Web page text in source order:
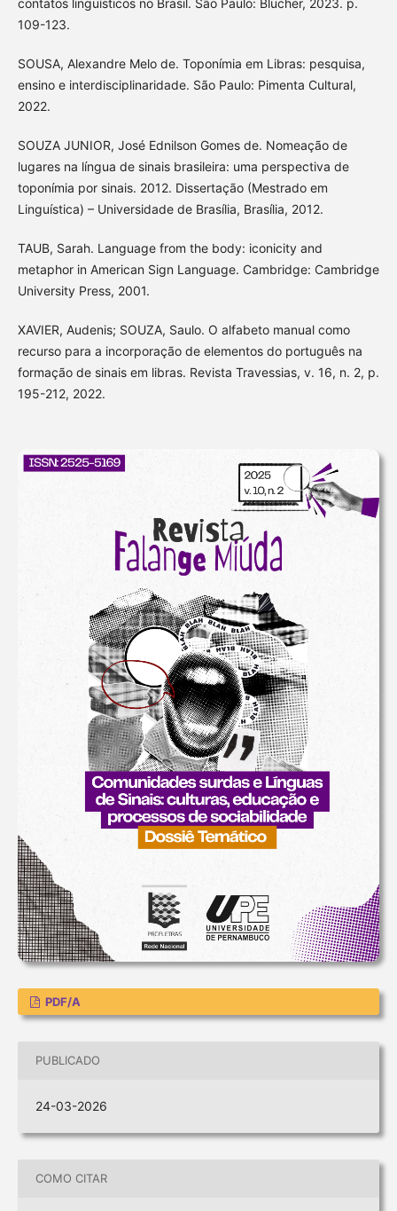
contatos linguísticos no Brasil. São Paulo: Blucher, 2023. p.
109-123.
SOUSA, Alexandre Melo de. Toponímia em Libras: pesquisa,
ensino e interdisciplinaridade. São Paulo: Pimenta Cultural,
2022.
SOUZA JUNIOR, José Ednilson Gomes de. Nomeação de
lugares na língua de sinais brasileira: uma perspectiva de
toponímia por sinais. 2012. Dissertação (Mestrado em
Linguística) – Universidade de Brasília, Brasília, 2012.
TAUB, Sarah. Language from the body: iconicity and
metaphor in American Sign Language. Cambridge: Cambridge
University Press, 2001.
XAVIER, Audenis; SOUZA, Saulo. O alfabeto manual como
recurso para a incorporação de elementos do português na
formação de sinais em libras. Revista Travessias, v. 16, n. 2, p.
195-212, 2022.
PDF/A
PUBLICADO
24-03-2026
COMO CITAR